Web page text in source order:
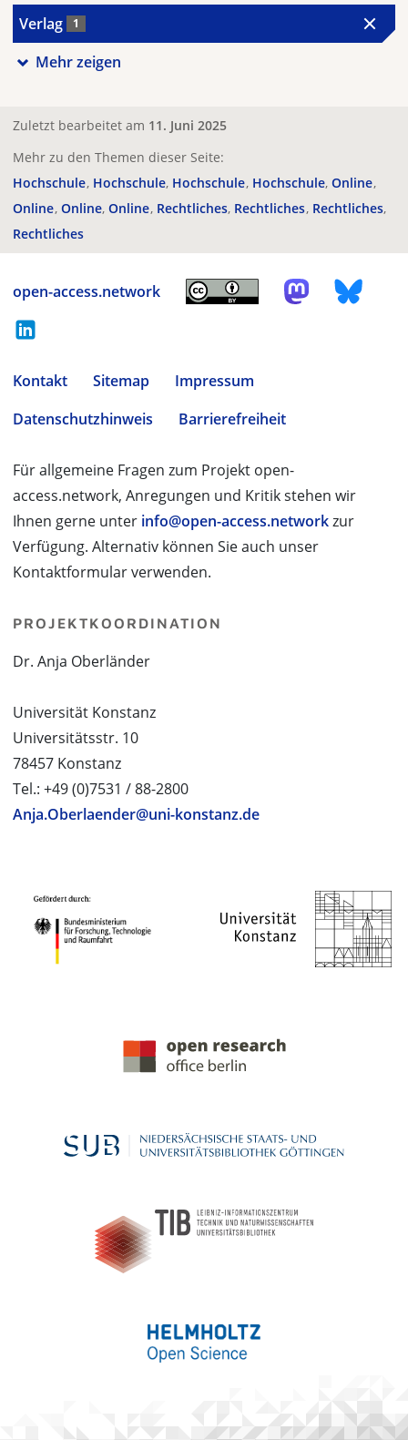
Verlag 1
Mehr zeigen
Zuletzt bearbeitet am 11. Juni 2025
Mehr zu den Themen dieser Seite:
Hochschule Hochschule Hochschule Hochschule Online
Online Online Online Rechtliches Rechtliches Rechtliches
Rechtliches
open-access.network
Kontakt Sitemap
Impressum
Datenschutzhinweis
Barrierefreiheit
Für allgemeine Fragen zum Projekt open-
access.network, Anregungen und Kritik stehen wir
Ihnen gerne unter info@open-access.networkzur
Verfügung. Alternativ können Sie auch unser
Kontaktformular verwenden.
PROJEKTKOORDINATION
Dr. Anja Oberländer
Universität Konstanz
Universitätsstr. 10
78457 Konstanz
Tel.: +49 (0)7531 / 88-2800
Anja.Oberlaender@uni-konstanz.de